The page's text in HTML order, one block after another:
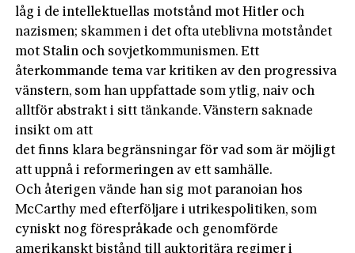
låg i de intellektuellas motstånd mot Hitler och
nazismen; skammen i det ofta uteblivna motståndet
mot Stalin och sovjetkommunismen. Ett
återkommande tema var kritiken av den progressiva
vänstern, som han uppfattade som ytlig, naiv och
alltför abstrakt i sitt tänkande. Vänstern saknade
insikt om att
det finns klara begränsningar för vad som är möjligt
att uppnå i reformeringen av ett samhälle.
Och återigen vände han sig mot paranoian hos
McCarthy med efterföljare i utrikespolitiken, som
cyniskt nog förespråkade och genomförde
amerikanskt bistånd till auktoritära regimer i